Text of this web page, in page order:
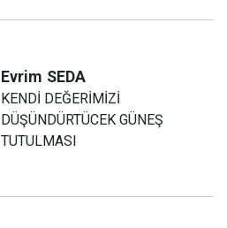
Evrim SEDA
KENDİ DEĞERİMİZİ
DÜŞÜNDÜRTÜCEK GÜNEŞ
TUTULMASI